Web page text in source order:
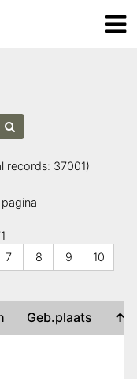
records: 37001)
7 8 9 10
Geb.plaats ↑